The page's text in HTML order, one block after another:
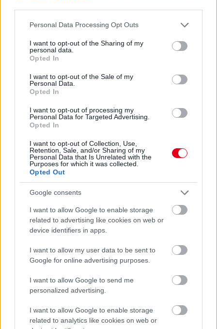
Please note that this website/app uses one or more Google
not limited to your visit or usage behaviour. You may click to
grant or deny consent to Google and its third-party tags to
use your data for below specified purposes in below Google
consent section.
Personal Data Processing Opt Outs
I want to opt-out of the Sharing of my
personal data.
Opted In
I want to opt-out of the Sale of my
Personal Data.
Opted In
I want to opt-out of processing my
Personal Data for Targeted Advertising.
Opted In
I want to opt-out of Collection, Use,
Retention, Sale, and/or Sharing of my
Personal Data that Is Unrelated with the
Purposes for which it was collected.
Opted Out
Google consents
I want to allow Google to enable storage
related to advertising like cookies on web or
device identifiers in apps.
I want to allow my user data to be sent to
Google for online advertising purposes.
I want to allow Google to send me
personalized advertising.
I want to allow Google to enable storage
related to analytics like cookies on web or
végén lévő autók védekezni kezdtek Lewis és Kimi ellen,
versenymérnököktől is, olyanok, mint a Teletabik. Csak ülnek,
és nem szólnak a versenyzőiknek, hogy mi történik mögöttük.”
jövőben a versenyzők nem kizárólag arra fognak hagyatkozni,
amit a kijelzőjükön látnak, hanem körül is néznek egy manőver
11 napja
Mexikói siker az F2-esek hungaroringi
főversenyén, új győztes és éllovas az F3-ban